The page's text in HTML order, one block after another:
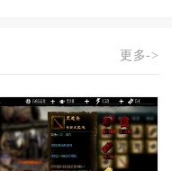
更多->